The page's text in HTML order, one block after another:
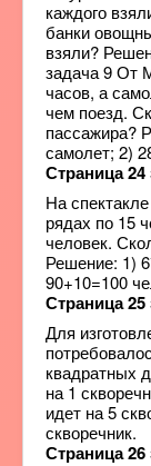
каждого
банки
взяли?
задача 9 От
часов, а
чем поезд.
пассажира?
самолет; 2)
Страница 24
На
рядах по 15
человек.
Решение: 1)
90+10=100
Страница 25
Для
квадратных
на 1
идет на 5
скворечник.
Страница 26